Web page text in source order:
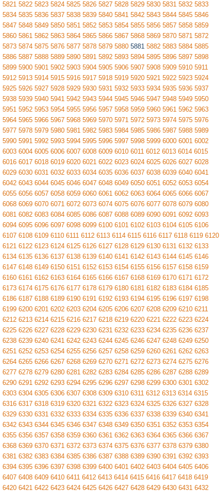
5821 5822 5823 5824 5825 5826 5827 5828 5829 5830 5831 5832 5833
5834 5835 5836 5837 5838 5839 5840 5841 5842 5843 5844 5845 5846
5847 5848 5849 5850 5851 5852 5853 5854 5855 5856 5857 5858 5859
5860 5861 5862 5863 5864 5865 5866 5867 5868 5869 5870 5871 5872
5873 5874 5875 5876 5877 5878 5879 5880 5881 5882 5883 5884 5885
5886 5887 5888 5889 5890 5891 5892 5893 5894 5895 5896 5897 5898
5899 5900 5901 5902 5903 5904 5905 5906 5907 5908 5909 5910 5911
5912 5913 5914 5915 5916 5917 5918 5919 5920 5921 5922 5923 5924
5925 5926 5927 5928 5929 5930 5931 5932 5933 5934 5935 5936 5937
5938 5939 5940 5941 5942 5943 5944 5945 5946 5947 5948 5949 5950
5951 5952 5953 5954 5955 5956 5957 5958 5959 5960 5961 5962 5963
5964 5965 5966 5967 5968 5969 5970 5971 5972 5973 5974 5975 5976
5977 5978 5979 5980 5981 5982 5983 5984 5985 5986 5987 5988 5989
5990 5991 5992 5993 5994 5995 5996 5997 5998 5999 6000 6001 6002
6003 6004 6005 6006 6007 6008 6009 6010 6011 6012 6013 6014 6015
6016 6017 6018 6019 6020 6021 6022 6023 6024 6025 6026 6027 6028
6029 6030 6031 6032 6033 6034 6035 6036 6037 6038 6039 6040 6041
6042 6043 6044 6045 6046 6047 6048 6049 6050 6051 6052 6053 6054
6055 6056 6057 6058 6059 6060 6061 6062 6063 6064 6065 6066 6067
6068 6069 6070 6071 6072 6073 6074 6075 6076 6077 6078 6079 6080
6081 6082 6083 6084 6085 6086 6087 6088 6089 6090 6091 6092 6093
6094 6095 6096 6097 6098 6099 6100 6101 6102 6103 6104 6105 6106
6107 6108 6109 6110 6111 6112 6113 6114 6115 6116 6117 6118 6119 6120
6121 6122 6123 6124 6125 6126 6127 6128 6129 6130 6131 6132 6133
6134 6135 6136 6137 6138 6139 6140 6141 6142 6143 6144 6145 6146
6147 6148 6149 6150 6151 6152 6153 6154 6155 6156 6157 6158 6159
6160 6161 6162 6163 6164 6165 6166 6167 6168 6169 6170 6171 6172
6173 6174 6175 6176 6177 6178 6179 6180 6181 6182 6183 6184 6185
6186 6187 6188 6189 6190 6191 6192 6193 6194 6195 6196 6197 6198
6199 6200 6201 6202 6203 6204 6205 6206 6207 6208 6209 6210 6211
6212 6213 6214 6215 6216 6217 6218 6219 6220 6221 6222 6223 6224
6225 6226 6227 6228 6229 6230 6231 6232 6233 6234 6235 6236 6237
6238 6239 6240 6241 6242 6243 6244 6245 6246 6247 6248 6249 6250
6251 6252 6253 6254 6255 6256 6257 6258 6259 6260 6261 6262 6263
6264 6265 6266 6267 6268 6269 6270 6271 6272 6273 6274 6275 6276
6277 6278 6279 6280 6281 6282 6283 6284 6285 6286 6287 6288 6289
6290 6291 6292 6293 6294 6295 6296 6297 6298 6299 6300 6301 6302
6303 6304 6305 6306 6307 6308 6309 6310 6311 6312 6313 6314 6315
6316 6317 6318 6319 6320 6321 6322 6323 6324 6325 6326 6327 6328
6329 6330 6331 6332 6333 6334 6335 6336 6337 6338 6339 6340 6341
6342 6343 6344 6345 6346 6347 6348 6349 6350 6351 6352 6353 6354
6355 6356 6357 6358 6359 6360 6361 6362 6363 6364 6365 6366 6367
6368 6369 6370 6371 6372 6373 6374 6375 6376 6377 6378 6379 6380
6381 6382 6383 6384 6385 6386 6387 6388 6389 6390 6391 6392 6393
6394 6395 6396 6397 6398 6399 6400 6401 6402 6403 6404 6405 6406
6407 6408 6409 6410 6411 6412 6413 6414 6415 6416 6417 6418 6419
6420 6421 6422 6423 6424 6425 6426 6427 6428 6429 6430 6431 6432